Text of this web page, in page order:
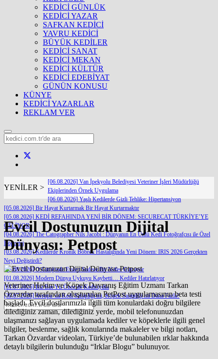
KEDİCİ GÜNLÜK
KEDİCİ YAZAR
SAFKAN KEDİCİ
YAVRU KEDİCİ
BÜYÜK KEDİLER
KEDİCİ SANAT
KEDİCİ MEKAN
KEDİCİ KÜLTÜR
KEDİCİ EDEBİYAT
GÜNÜN KONUSU
KÜNYE
KEDİCİ YAZARLAR
REKLAM VER
YENİLER >
[06.08.2026] Van İpekyolu Belediyesi Veteriner İşleri Müdürlüğü
Ekiplerinden Örnek Uygulama
[06.08.2026] Yaşlı Kedilerde Gizli Tehlike: Hipertansiyon
[05.08.2026] Bir Hayat Kurtarmak Bir Hayat Kurtarmaktır
[05.08.2026] KEDİ REFAHINDA YENİ BİR DÖNEM: SECURECAT TÜRKİYE’YE
GELİYOR
[04.08.2026] The Catographer Nils Jacobi : Dünyanın En Ünlü Kedi Fotoğrafçısı ile Özel
Röportaj
[03.08.2026] Kedilerde Kronik Böbrek Hastalığında Yeni Dönem: IRIS 2026 Gerçekten
Neyi Değiştirdi?
[03.08.2026] O Gittiğinde Evden Sadece Bir Nefes Gitmiyor
[01.08.2026] Modern Dünya Uykuyu Kaybetti… Kediler Hatırlatıyor
[31.07.2026] Biz Bin Yıl Önce de Kediciydik
[30.07.2026] Avrupa’ da Kedi Sahipliği mi, Köpek Sahipliği mi Daha Fazla?
Evcil Dostunuzun Dijital
Dünyası: Petpost
Veteriner Hekim ve Köpek Davranış Eğitim Uzmanı Tarkan
Özvardar tarafından oluşturulan PetPost uygulamasının beta testi
başladı. Evcil dostlarımızla ilgili tüm konulardaki doğru bilgilere
dilediğiniz zaman, dilediğiniz yerde, mobil telefonunuzdan
ulaşmanızı sağlayan uygulamada kediler ve köpeklerle ilgili genel
bilgiler, beslenme, sağlık konularında makaleler ve bilgi notları,
Tarkan Özvardar videoları, Türkiye’de bulunabilen ırklar hakkında
detaylı bilgilerin bulunduğu “Irklar Blogu” bulunuyor.